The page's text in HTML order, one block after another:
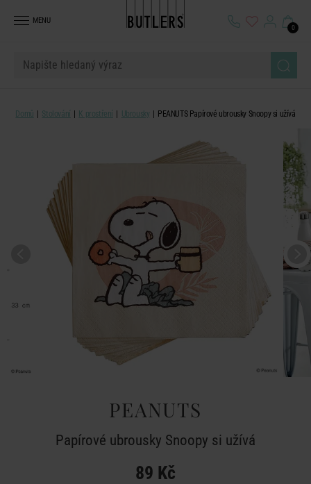
MENU
0
Domů Stolování K prostření Ubrousky PEANUTS Papírové ubrousky Snoopy si užívá
PEANUTS
Papírové ubrousky Snoopy si užívá
89 Kč